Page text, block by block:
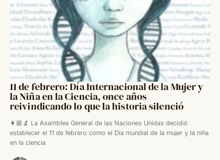
11 de febrero: Día Internacional de la Mujer y
la Niña en la Ciencia, once años
reivindicando lo que la historia silenció
👩🏼‍🔬 La Asamblea General de las Naciones Unidas decidió
establecer el 11 de febrero como el Día mundial de la mujer y la niña
en la ciencia